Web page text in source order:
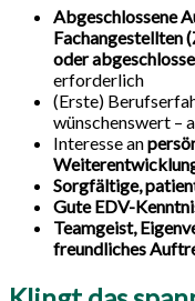
Abgeschlossene
Fachangestellten
oder
erforderlich
(Erste)
wünschenswert –
Interesse an
Sorgfältige,
Gute EDV-
Teamgeist,
freundliches